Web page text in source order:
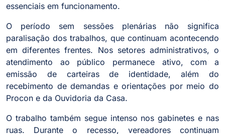
essenciais em funcionamento.
O período sem sessões plenárias não significa
paralisação dos trabalhos, que continuam acontecendo
em diferentes frentes. Nos setores administrativos, o
atendimento ao público permanece ativo, com a
emissão de carteiras de identidade, além do
recebimento de demandas e orientações por meio do
Procon e da Ouvidoria da Casa.
O trabalho também segue intenso nos gabinetes e nas
ruas. Durante o recesso, vereadores continuam